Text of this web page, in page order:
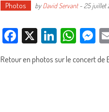
Photos byDavid Servant- 25 juillet
Facebook
X LinkedIn
Retour en photos sur le concert de